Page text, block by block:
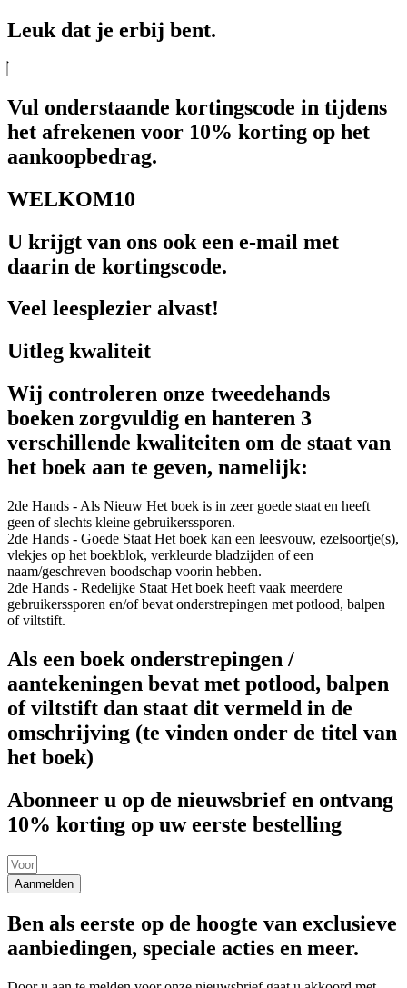
Leuk dat je erbij bent.
Vul onderstaande kortingscode in tijdens
het afrekenen voor 10% korting op het
aankoopbedrag.
WELKOM10
U krijgt van ons ook een e-mail met
daarin de kortingscode.
Veel leesplezier alvast!
Uitleg kwaliteit
Wij controleren onze tweedehands
boeken zorgvuldig en hanteren 3
verschillende kwaliteiten om de staat van
het boek aan te geven, namelijk:
2de Hands - Als Nieuw Het boek is in zeer goede staat en heeft
geen of slechts kleine gebruikerssporen.
2de Hands - Goede Staat Het boek kan een leesvouw, ezelsoortje(s),
vlekjes op het boekblok, verkleurde bladzijden of een
naam/geschreven boodschap voorin hebben.
2de Hands - Redelijke Staat Het boek heeft vaak meerdere
gebruikerssporen en/of bevat onderstrepingen met potlood, balpen
of viltstift.
Als een boek onderstrepingen /
aantekeningen bevat met potlood, balpen
of viltstift dan staat dit vermeld in de
omschrijving (te vinden onder de titel van
het boek)
Abonneer u op de nieuwsbrief en ontvang
10% korting op uw eerste bestelling
Aanmelden
Ben als eerste op de hoogte van exclusieve
aanbiedingen, speciale acties en meer.